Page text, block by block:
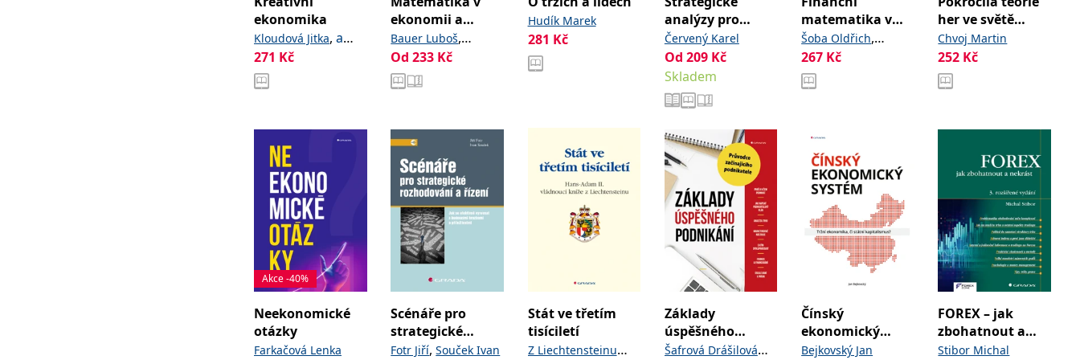
ekonomika
Kloudová Jitka, a
kolektiv
271 Kč
ekonomii a
ekonomice
Bauer Luboš,
Lipovská Hana
Mikulík Miloslav
Od233 Kč
Hudík Marek
281 Kč
analýzy pro
úspěch firem
Červený Karel
Od 209 Kč
Skladem
matematika v
praxi
Šoba Oldřich,
Širůček Martin
267 Kč
her ve světě
kolem nás
Chvoj Martin
252 Kč
Akce -40%
Neekonomické
otázky
Farkačová Lenka
Scénáře pro
strategické
rozhodování a
Fotr Jiří,Souček Ivan
Stát ve třetím
tisíciletí
Z Liechtensteinu
Základy
úspěšného
podnikání
Šafrová Drášilová
Čínský
ekonomický
systém
Bejkovský Jan
FOREX – jak
zbohatnout a
nekrást
Stibor Michal